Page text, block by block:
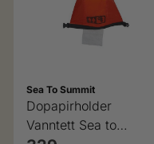
Sea To Summit
Dopapirholder
Vanntett Sea to